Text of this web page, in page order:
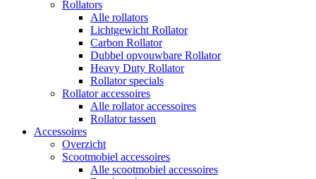
Rollators
Alle rollators
Lichtgewicht Rollator
Carbon Rollator
Dubbel opvouwbare Rollator
Heavy Duty Rollator
Rollator specials
Rollator accessoires
Alle rollator accessoires
Rollator tassen
Accessoires
Overzicht
Scootmobiel accessoires
Alle scootmobiel accessoires